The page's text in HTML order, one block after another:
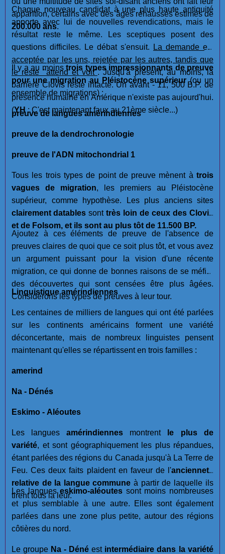
apparition, certains avec des âges réhaussés estimés de
200.000 ans.
Chaque nouveau candidat à une plus haute antiquité
apporte avec lui de nouvelles revendications, mais le
résultat reste le même. Les sceptiques posent des
questions difficiles. Le débat s'ensuit.
La demande est
acceptée par les uns, rejetée par les autres, tandis que
le reste "attend et voit". Jusqu'à présent, au moins, la
barrière Clovis reste intacte. Un avant - 11, 500 B.P. de
présence humaine en Amérique n'existe pas aujourd'hui.
(YH: C'est maintenant faux au 21ème siècle...)
Il y a au moins trois types impressionnants de preuve
pour une migration au Pléistocène supérieur(ou un
ensemble de migrations) :
preuve de langues amérindiennes
preuve de la dendrochronologie
preuve de l'ADN mitochondrial 1
Tous les trois types de point de preuve mènent à trois
vagues de migration, les premiers au Pléistocène
supérieur, comme hypothèse. Les plus anciens sites
clairement datables sont très loin de ceux des Clovis
et de Folsom, et ils sont au plus tôt de 11.500 BP.
Ajoutez à ces éléments de preuve de l'absence de
preuves claires de quoi que ce soit plus tôt, et vous avez
un argument puissant pour la vision d'une récente
migration, ce qui donne de bonnes raisons de se méfier
des découvertes qui sont censées être plus âgées.
Considérons les types de preuves à leur tour.
Linguistique amérindiennes
Les centaines de milliers de langues qui ont été parlées
sur les continents américains forment une variété
déconcertante, mais de nombreux linguistes pensent
maintenant qu'elles se répartissent en trois familles :
amerind
Na - Dénés
Eskimo - Aléoutes
Les langues amérindiennes montrent
le plus de
variété, et sont géographiquement les plus répandues,
étant parlées des régions du Canada jusqu'à La Terre de
Feu. Ces deux faits plaident en faveur de l'ancienneté
relative de la langue commune à partir de laquelle ils
tirent tous la leur.
Les langueseskimo-aléoutes sont moins nombreuses
et plus semblable à une autre. Elles sont également
parlées dans une zone plus petite, autour des régions
côtières du nord.
Le groupe Na - Déné est intermédiaire dans la variété